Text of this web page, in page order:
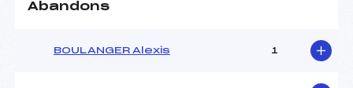
Abandons
BOULANGER Alexis 1